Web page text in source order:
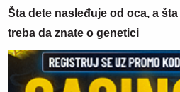
Šta dete nasleđuje od oca, a
treba da znate o genetici